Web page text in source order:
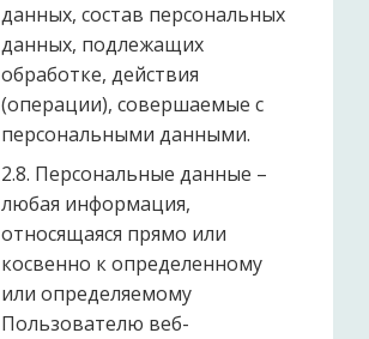
данных, состав персональных
данных, подлежащих
обработке, действия
(операции), совершаемые с
персональными данными.
2.8. Персональные данные –
любая информация,
относящаяся прямо или
косвенно к определенному
или определяемому
Пользователю веб-